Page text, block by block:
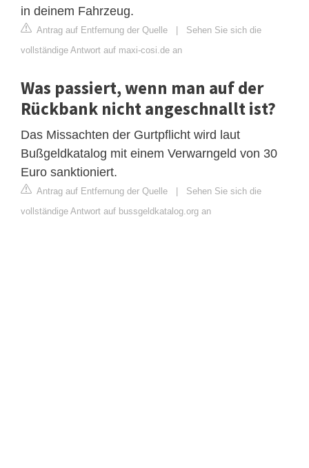
in deinem Fahrzeug.
Antrag auf Entfernung der Quelle | Sehen Sie sich die
vollständige Antwort auf maxi-cosi.de an
Was passiert, wenn man auf der
Rückbank nicht angeschnallt ist?
Das Missachten der Gurtpflicht wird laut
Bußgeldkatalog mit einem Verwarngeld von 30
Euro sanktioniert.
Antrag auf Entfernung der Quelle | Sehen Sie sich die
vollständige Antwort auf bussgeldkatalog.org an